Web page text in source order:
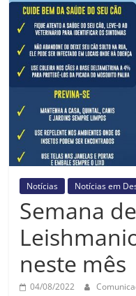
Estância
Turística
Guaratinguetá
Notícias Notícias em
Semana
neste mês
04/08/2022